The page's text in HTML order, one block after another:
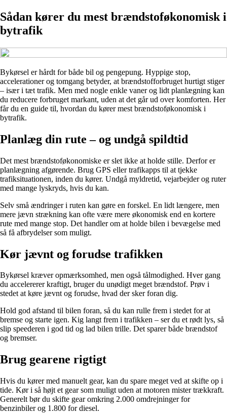
Sådan kører du mest brændstoføkonomisk i
bytrafik
Bykørsel er hårdt for både bil og pengepung. Hyppige stop,
accelerationer og tomgang betyder, at brændstofforbruget hurtigt stiger
– især i tæt trafik. Men med nogle enkle vaner og lidt planlægning kan
du reducere forbruget markant, uden at det går ud over komforten. Her
får du en guide til, hvordan du kører mest brændstoføkonomisk i
bytrafik.
Planlæg din rute – og undgå spildtid
Det mest brændstoføkonomiske er slet ikke at holde stille. Derfor er
planlægning afgørende. Brug GPS eller trafikapps til at tjekke
trafiksituationen, inden du kører. Undgå myldretid, vejarbejder og ruter
med mange lyskryds, hvis du kan.
Selv små ændringer i ruten kan gøre en forskel. En lidt længere, men
mere jævn strækning kan ofte være mere økonomisk end en kortere
rute med mange stop. Det handler om at holde bilen i bevægelse med
så få afbrydelser som muligt.
Kør jævnt og forudse trafikken
Bykørsel kræver opmærksomhed, men også tålmodighed. Hver gang
du accelererer kraftigt, bruger du unødigt meget brændstof. Prøv i
stedet at køre jævnt og forudse, hvad der sker foran dig.
Hold god afstand til bilen foran, så du kan rulle frem i stedet for at
bremse og starte igen. Kig langt frem i trafikken – ser du et rødt lys, så
slip speederen i god tid og lad bilen trille. Det sparer både brændstof
og bremser.
Brug gearene rigtigt
Hvis du kører med manuelt gear, kan du spare meget ved at skifte op i
tide. Kør i så højt et gear som muligt uden at motoren mister trækkraft.
Generelt bør du skifte gear omkring 2.000 omdrejninger for
benzinbiler og 1.800 for diesel.